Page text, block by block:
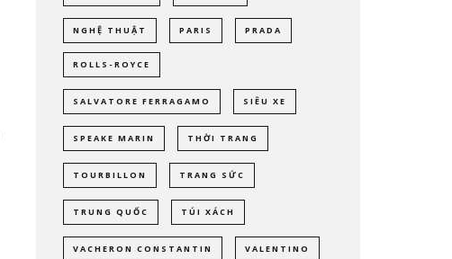
NGHỆ THUẬT PARIS PRADA
ROLLS-ROYCE
SALVATORE FERRAGAMO SIÊU XE
SPEAKE MARIN THỜI TRANG
TOURBILLON TRANG SỨC
TRUNG QUỐC TÚI XÁCH
VACHERON CONSTANTIN VALENTINO